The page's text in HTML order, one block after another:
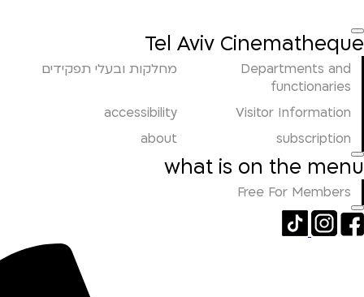
Tel Aviv Cinematheque
Departments and
functionaries
מחלקות ובעלי תפקידים
Visitor Information
accessibility
subscription
about
what is on the menu
Free For Members